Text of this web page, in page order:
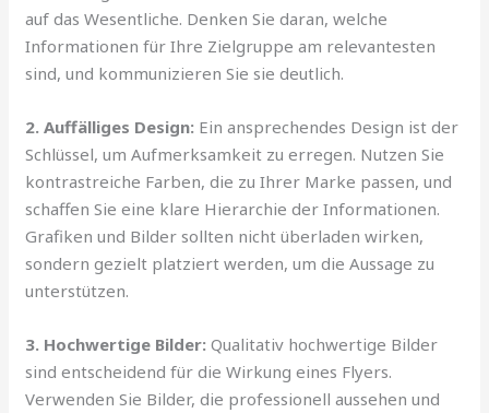
auf das Wesentliche. Denken Sie daran, welche
Informationen für Ihre Zielgruppe am relevantesten
sind, und kommunizieren Sie sie deutlich.
2. Auffälliges Design: Ein ansprechendes Design ist der
Schlüssel, um Aufmerksamkeit zu erregen. Nutzen Sie
kontrastreiche Farben, die zu Ihrer Marke passen, und
schaffen Sie eine klare Hierarchie der Informationen.
Grafiken und Bilder sollten nicht überladen wirken,
sondern gezielt platziert werden, um die Aussage zu
unterstützen.
3. Hochwertige Bilder: Qualitativ hochwertige Bilder
sind entscheidend für die Wirkung eines Flyers.
Verwenden Sie Bilder, die professionell aussehen und